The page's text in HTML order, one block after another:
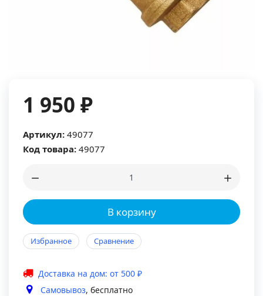
1 950 ₽
Артикул: 49077
Код товара: 49077
В корзину
Избранное Сравнение
Доставка на дом: от 500 ₽
Самовывоз, бесплатно